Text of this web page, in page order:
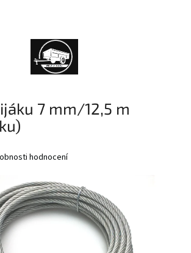
7 mm/12,5 m
hodnocení